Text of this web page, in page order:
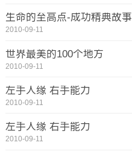
生命的至高点-成功精典故事
2010-09-11
世界最美的100个地方
2010-09-11
左手人缘 右手能力
2010-09-11
左手人缘 右手能力
2010-09-11